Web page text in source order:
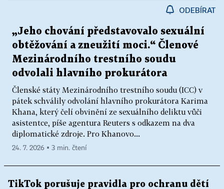
ODEBÍRAT
„Jeho chování představovalo sexuální
obtěžování a zneužití moci.“ Členové
Mezinárodního trestního soudu
odvolali hlavního prokurátora
Členské státy Mezinárodního trestního soudu (ICC) v
pátek schválily odvolání hlavního prokurátora Karima
Khana, který čelí obvinění ze sexuálního deliktu vůči
asistentce, píše agentura Reuters s odkazem na dva
diplomatické zdroje. Pro Khanovo...
24. 7. 2026 ▪ 3 min. čtení
TikTok porušuje pravidla pro ochranu dětí